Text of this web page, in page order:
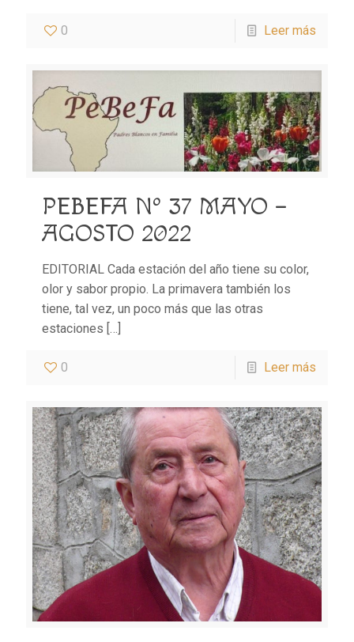
0 Leer más
PEBEFA Nº 37 MAYO –
AGOSTO 2022
EDITORIAL Cada estación del año tiene su color,
olor y sabor propio. La primavera también los
tiene, tal vez, un poco más que las otras
estaciones […]
0 Leer más